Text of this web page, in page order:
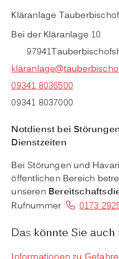
Kläranlage
Bei der Kläranlage 10
97941
09341 8036500
09341 8037000
Notdienst bei
Dienstzeiten
Bei Störungen und
öffentlichen Bereich
unseren
Rufnummer
0173
Das könnte Sie